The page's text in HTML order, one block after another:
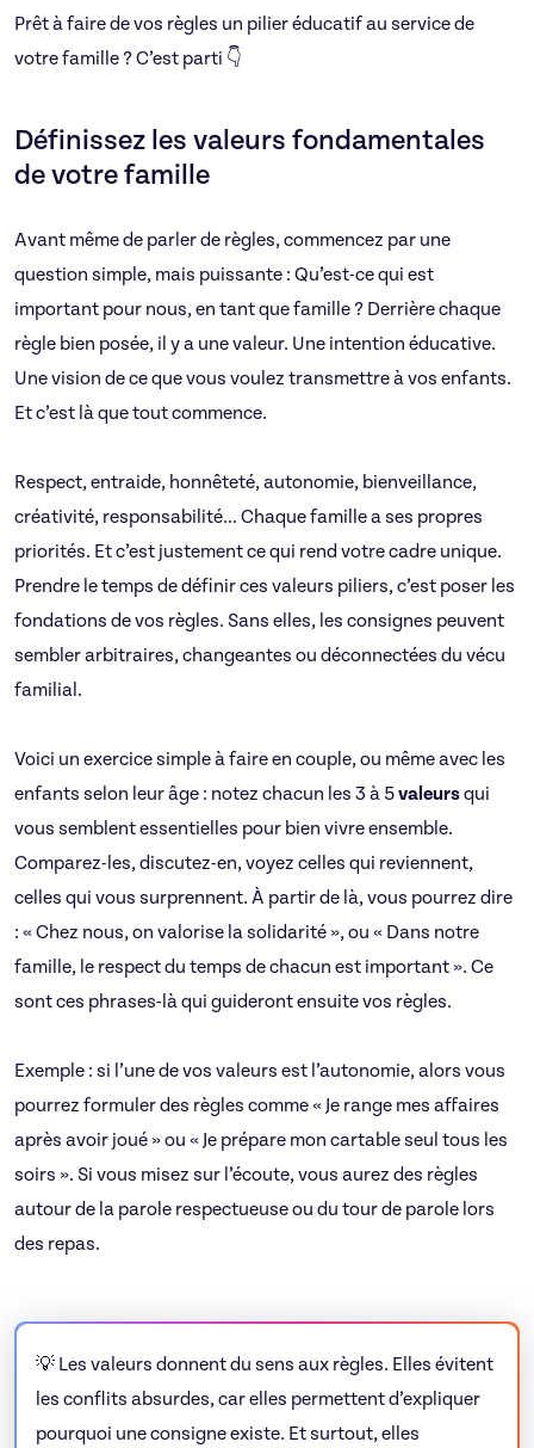
Prêt à faire de vos règles un pilier éducatif au service de
votre famille ? C’est parti 👇
Définissez les valeurs fondamentales
de votre famille
Avant même de parler de règles, commencez par une
question simple, mais puissante : Qu’est-ce qui est
important pour nous, en tant que famille ? Derrière chaque
règle bien posée, il y a une valeur. Une intention éducative.
Une vision de ce que vous voulez transmettre à vos enfants.
Et c’est là que tout commence.
Respect, entraide, honnêteté, autonomie, bienveillance,
créativité, responsabilité… Chaque famille a ses propres
priorités. Et c’est justement ce qui rend votre cadre unique.
Prendre le temps de définir ces valeurs piliers, c’est poser les
fondations de vos règles. Sans elles, les consignes peuvent
sembler arbitraires, changeantes ou déconnectées du vécu
familial.
Voici un exercice simple à faire en couple, ou même avec les
enfants selon leur âge : notez chacun les 3 à 5valeursqui
vous semblent essentielles pour bien vivre ensemble.
Comparez-les, discutez-en, voyez celles qui reviennent,
celles qui vous surprennent. À partir de là, vous pourrez dire
: « Chez nous, on valorise la solidarité », ou « Dans notre
famille, le respect du temps de chacun est important ». Ce
sont ces phrases-là qui guideront ensuite vos règles.
Exemple : si l’une de vos valeurs est l’autonomie, alors vous
pourrez formuler des règles comme « Je range mes affaires
après avoir joué » ou « Je prépare mon cartable seul tous les
soirs ». Si vous misez sur l’écoute, vous aurez des règles
autour de la parole respectueuse ou du tour de parole lors
des repas.
💡 Les valeurs donnent du sens aux règles. Elles évitent
les conflits absurdes, car elles permettent d’expliquer
pourquoi une consigne existe. Et surtout, elles